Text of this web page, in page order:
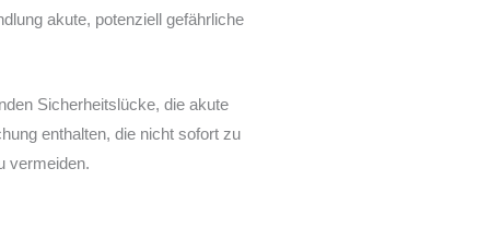
akute, potenziell gefährliche
Sicherheitslücke, die akute
enthalten, die nicht sofort zu
vermeiden.